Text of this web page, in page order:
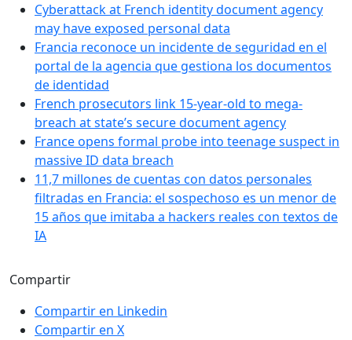
Cyberattack at French identity document agency
may have exposed personal data
Francia reconoce un incidente de seguridad en el
portal de la agencia que gestiona los documentos
de identidad
French prosecutors link 15-year-old to mega-
breach at state’s secure document agency
France opens formal probe into teenage suspect in
massive ID data breach
11,7 millones de cuentas con datos personales
filtradas en Francia: el sospechoso es un menor de
15 años que imitaba a hackers reales con textos de
IA
Compartir
Compartir en Linkedin
Compartir en X